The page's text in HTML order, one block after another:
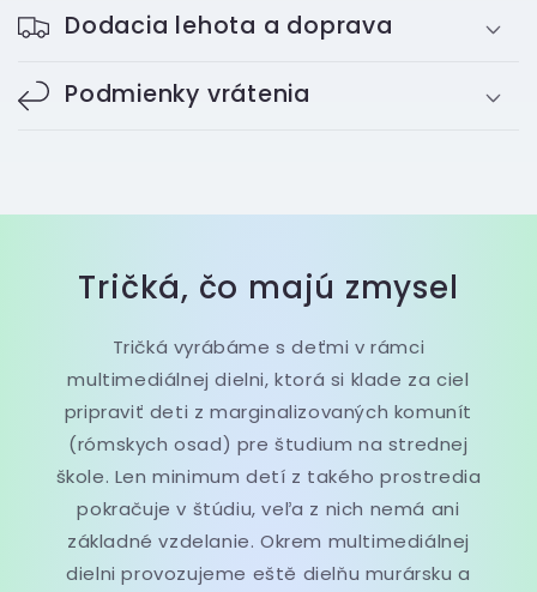
Dodacia lehota a doprava
Podmienky vrátenia
Tričká, čo majú zmysel
Tričká vyrábáme s deťmi v rámci
multimediálnej dielni, ktorá si klade za ciel
pripraviť deti z marginalizovaných komunít
(rómskych osad) pre študium na strednej
škole. Len minimum detí z takého prostredia
pokračuje v štúdiu, veľa z nich nemá ani
základné vzdelanie. Okrem multimediálnej
dielni provozujeme eště dielňu murársku a